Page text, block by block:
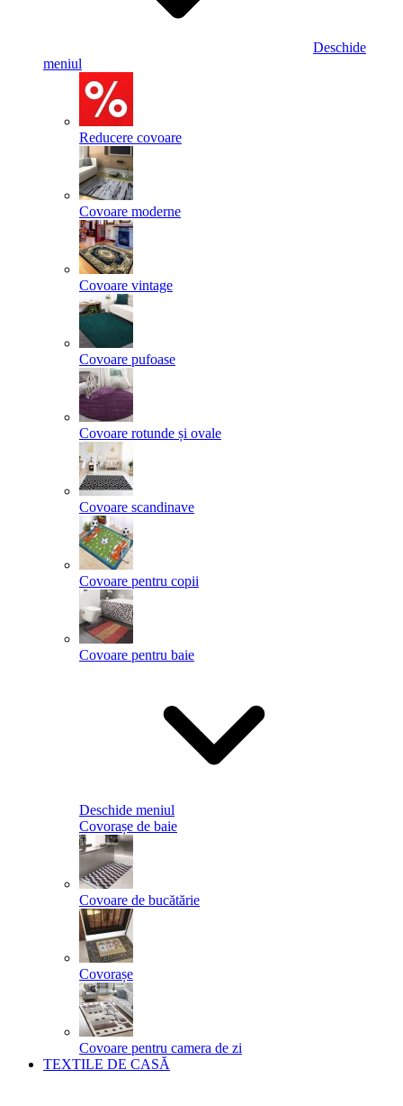
Deschide
meniul
Reducere covoare
Covoare moderne
Covoare vintage
Covoare pufoase
Covoare rotunde și ovale
Covoare scandinave
Covoare pentru copii
Covoare pentru baie
Deschide meniul
Covorașe de baie
Covoare de bucătărie
Covorașe
Covoare pentru camera de zi
TEXTILE DE CASĂ